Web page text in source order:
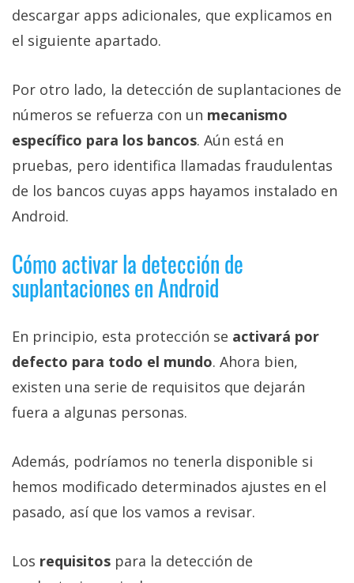
descargar apps adicionales, que explicamos en
el siguiente apartado.
Por otro lado, la detección de suplantaciones de
números se refuerza con un mecanismo
específico para los bancos. Aún está en
pruebas, pero identifica llamadas fraudulentas
de los bancos cuyas apps hayamos instalado en
Android.
Cómo activar la detección de
suplantaciones en Android
En principio, esta protección se activará por
defecto para todo el mundo. Ahora bien,
existen una serie de requisitos que dejarán
fuera a algunas personas.
Además, podríamos no tenerla disponible si
hemos modificado determinados ajustes en el
pasado, así que los vamos a revisar.
Los requisitos para la detección de